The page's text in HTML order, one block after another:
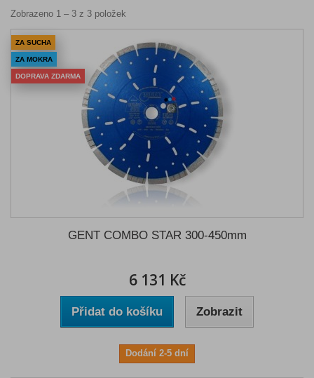
Zobrazeno 1 – 3 z 3 položek
ZA SUCHA
ZA MOKRA
DOPRAVA ZDARMA
GENT COMBO STAR 300-450mm
6 131 Kč
Přidat do košíku Zobrazit
Dodání 2-5 dní